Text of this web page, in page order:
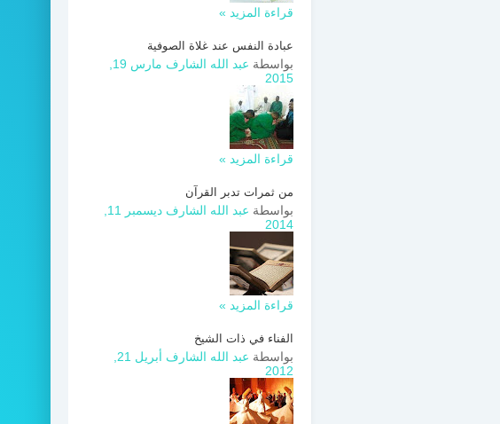
قراءة المزيد »
عبادة النفس عند غلاة الصوفية
بواسطة عبد الله الشارف
2015
قراءة المزيد »
من ثمرات تدبر القرآن
بواسطة عبد الله الشارف
2014
قراءة المزيد »
الفناء في ذات الشيخ
بواسطة عبد الله الشارف
2012